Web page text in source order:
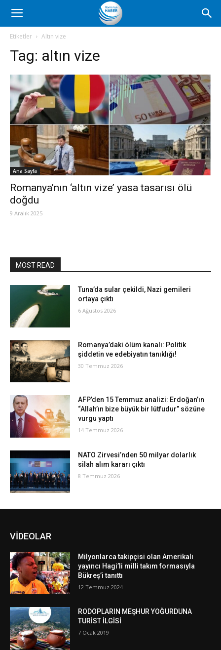
Romanya
Haber
Etiketler Altın vize
Tag: altın vize
Ana Sayfa
Romanya’nın ‘altın vize’ yasa tasarısı ölü
doğdu
9 Aralık 2025
MOST READ
Tuna’da sular çekildi, Nazi gemileri
ortaya çıktı
6 Ağustos 2026
Romanya’daki ölüm kanalı: Politik
şiddetin ve edebiyatın tanıklığı!
30 Temmuz 2026
AFP’den 15 Temmuz analizi: Erdoğan’ın
“Allah’ın bize büyük bir lütfudur” sözüne
vurgu yaptı
14 Temmuz 2026
NATO Zirvesi’nden 50 milyar dolarlık
silah alım kararı çıktı
8 Temmuz 2026
VİDEOLAR
Milyonlarca takipçisi olan Amerikalı
yayıncı Hagi’li milli takım formasıyla
Bükreş’i tanıttı
12 Temmuz 2024
RODOPLARIN MEŞHUR YOĞURDUNA
TURİST İLGİSİ
7 Ocak 2019